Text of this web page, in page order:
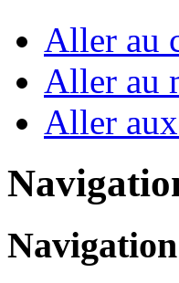
Aller au
Aller au
Aller
Navigation